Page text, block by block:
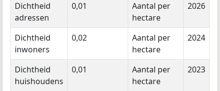
Dichtheid
adressen
0,01
Aantal per
hectare
2026
Dichtheid
inwoners
0,02
Aantal per
hectare
2024
Dichtheid
huishoudens
0,01
Aantal per
hectare
2023